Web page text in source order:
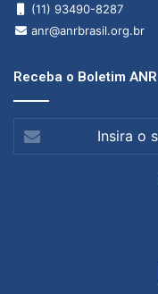
(11) 93490-8287
anr@anrbrasil.org.br
Receba o Boletim ANR